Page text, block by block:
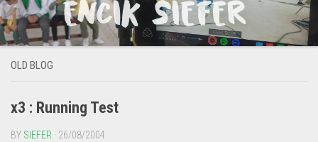
OLD BLOG
x3 : Running Test
BY SIEFER · 26/08/2004